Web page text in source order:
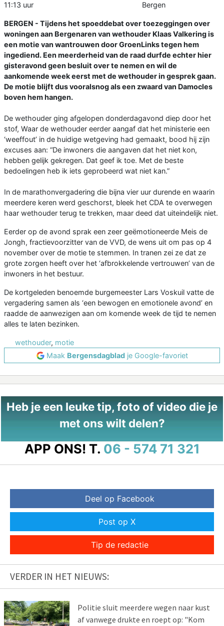
11:13 uur
Bergen
BERGEN - Tijdens het spoeddebat over toezeggingen over
woningen aan Bergenaren van wethouder Klaas Valkering is
een motie van wantrouwen door GroenLinks tegen hem
ingediend. Een meerderheid van de raad durfde echter hier
gisteravond geen besluit over te nemen en wil de
aankomende week eerst met de wethouder in gesprek gaan.
De motie blijft dus vooralsnog als een zwaard van Damocles
boven hem hangen.
De wethouder ging afgelopen donderdagavond diep door het
stof, Waar de wethouder eerder aangaf dat het ministerie een
‘weeffout’ in de huidige wetgeving had gemaakt, bood hij zijn
excuses aan: “De inwoners die aangaven dat het niet kon,
hebben gelijk gekregen. Dat geef ik toe. Met de beste
bedoelingen heb ik iets geprobeerd wat niet kan.”
In de marathonvergadering die bijna vier uur durende en waarin
meerdere keren werd geschorst, bleek het CDA te overwegen
haar wethouder terug te trekken, maar deed dat uiteindelijk niet.
Eerder op de avond sprak een zeer geëmotioneerde Meis de
Jongh, fractievoorzitter van de VVD, de wens uit om pas op 4
november over de motie te stemmen. In tranen zei ze dat ze
grote zorgen heeft over het ‘afbrokkelende vertrouwen’ van de
inwoners in het bestuur.
De kortgeleden benoemde burgemeester Lars Voskuil vatte de
vergadering samen als ‘een bewogen en emotionele avond’ en
raadde de aanwezigen aan om komende week de tijd te nemen
alles te laten bezinken.
wethouder, motie
Maak Bergensdagbladje Google-favoriet
Heb je een leuke tip, foto of video die je
met ons wilt delen?
APP ONS! T. 06 - 574 71 321
Deel op Facebook
Post op X
Tip de redactie
VERDER IN HET NIEUWS:
Politie sluit meerdere wegen naar kust
af vanwege drukte en roept op: "Kom